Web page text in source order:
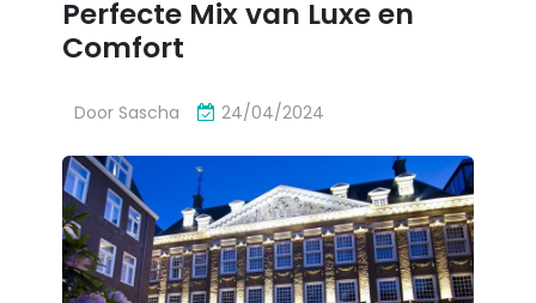
Perfecte Mix van Luxe en
Comfort
Door Sascha 24/04/2024